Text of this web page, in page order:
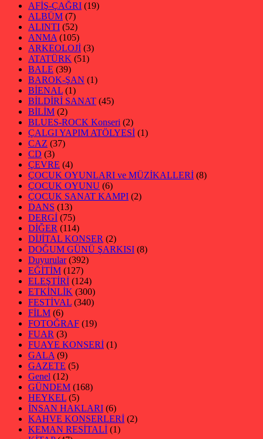
AFİŞ-ÇAĞRI (19)
ALBÜM (7)
ALINTI (52)
ANMA (105)
ARKEOLOJİ (3)
ATATÜRK (51)
BALE (39)
BAROK-ŞAN (1)
BİENAL (1)
BİLDİRİ SANAT (45)
BİLİM (2)
BLUES-ROCK Konseri (2)
ÇALGI YAPIM ATÖLYESİ (1)
CAZ (37)
CD (3)
ÇEVRE (4)
ÇOCUK OYUNLARI ve MÜZİKALLERİ (8)
ÇOCUK OYUNU (6)
ÇOCUK SANAT KAMPI (2)
DANS (13)
DERGİ (75)
DİĞER (114)
DİJİTAL KONSER (2)
DOĞUM GÜNÜ ŞARKISI (8)
Duyurular(392)
EĞİTİM (127)
ELEŞTİRİ (124)
ETKİNLİK (300)
FESTİVAL (340)
FİLM (6)
FOTOĞRAF (19)
FUAR (3)
FUAYE KONSERİ (1)
GALA (9)
GAZETE (5)
Genel (12)
GÜNDEM (168)
HEYKEL (5)
İNSAN HAKLARI (6)
KAHVE KONSERLERİ (2)
KEMAN RESİTALİ (1)